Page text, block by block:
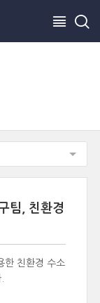
팀, 친환경
한 친환경 수소